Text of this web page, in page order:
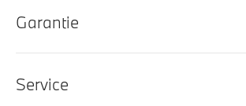
Automatische dimmende binnenspiegel
Elektrisch verwarmde voorstoelen
Garantie
Service